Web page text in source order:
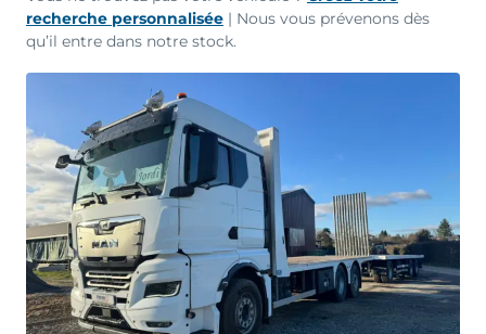
recherche personnalisée | Nous vous prévenons dès
qu’il entre dans notre stock.